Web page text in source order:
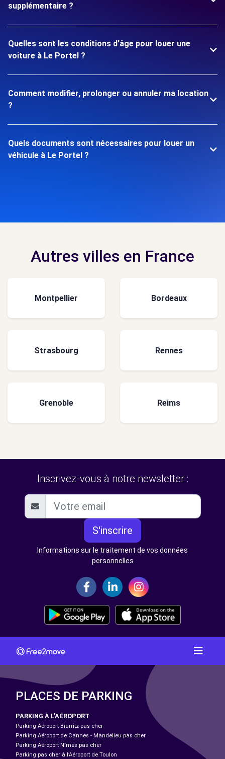
supplémentaire ?
Quelles sont les conditions d'âge pour louer une
voiture à Le Portel ?
Comment modifier, prolonger ou annuler ma location
?
Quels documents sont nécessaires pour louer un
véhicule à Le Portel ?
Autres villes en France
Montpellier Bordeaux
Strasbourg Rennes
Grenoble Reims
Inscrivez-vous à notre newsletter :
S'inscrire
Informations sur le traitement de vos données
personnelles
PLACES DE PARKING
PARKING À L'AÉROPORT
Parking Aéroport Biarritz pas cher
Parking Aéroport de Cannes - Mandelieu pas cher
Parking Aéroport Nîmes pas cher
Parking pas cher à l’Aéroport de Toulon